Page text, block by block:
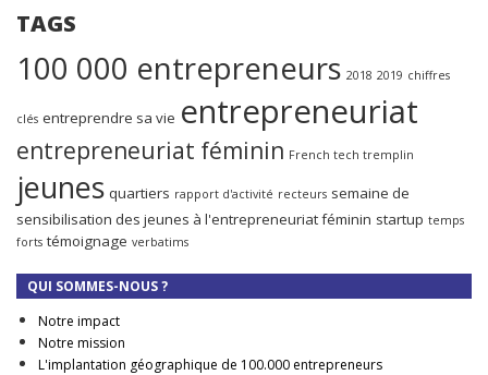
TAGS
100 000 entrepreneurs 2018 2019 chiffres
clés entreprendre sa vie entrepreneuriat
entrepreneuriat féminin French tech tremplin
jeunes quartiers rapport d'activité recteurs semaine de
sensibilisation des jeunes à l'entrepreneuriat féminin startup temps
forts témoignage verbatims
QUI SOMMES-NOUS ?
Notre impact
Notre mission
L'implantation géographique de 100.000 entrepreneurs